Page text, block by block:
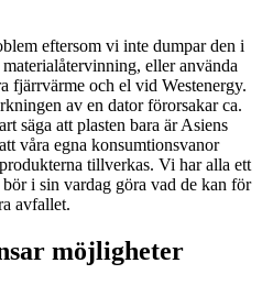
eftersom vi inte dumpar den i
eller använda
fjärrvärme och el vid Westenergy.
av en dator förorsakar ca.
säga att plasten bara är Asiens
våra egna konsumtionsvanor
tillverkas. Vi har alla ett
i sin vardag göra vad de kan för
avfallet.
möjligheter